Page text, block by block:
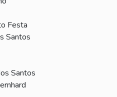
Festa
Santos
Santos